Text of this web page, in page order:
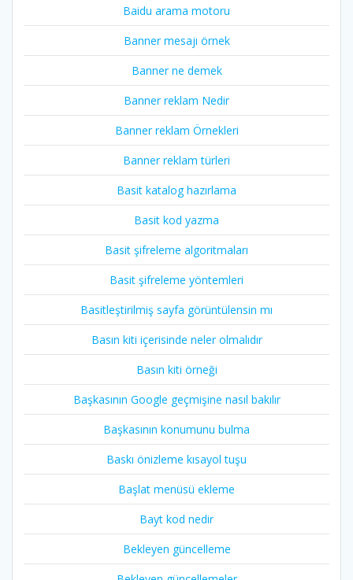
Baidu arama motoru
Banner mesajı örnek
Banner ne demek
Banner reklam Nedir
Banner reklam Örnekleri
Banner reklam türleri
Basit katalog hazırlama
Basit kod yazma
Basit şifreleme algoritmaları
Basit şifreleme yöntemleri
Basitleştirilmiş sayfa görüntülensin mı
Basın kiti içerisinde neler olmalıdır
Basın kiti örneği
Başkasının Google geçmişine nasıl bakılır
Başkasının konumunu bulma
Baskı önizleme kısayol tuşu
Başlat menüsü ekleme
Bayt kod nedir
Bekleyen güncelleme